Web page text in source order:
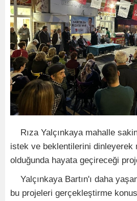
Rıza Yalçınkaya mahalle
istek ve beklentilerini dinleyerek
olduğunda hayata geçireceği
Yalçınkaya Bartın'ı daha
bu projeleri gerçekleştirme